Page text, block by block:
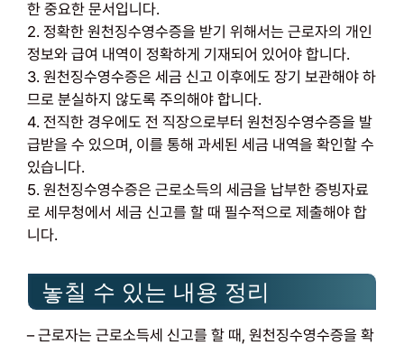
한 중요한 문서입니다.
2. 정확한 원천징수영수증을 받기 위해서는 근로자의 개인
정보와 급여 내역이 정확하게 기재되어 있어야 합니다.
3. 원천징수영수증은 세금 신고 이후에도 장기 보관해야 하
므로 분실하지 않도록 주의해야 합니다.
4. 전직한 경우에도 전 직장으로부터 원천징수영수증을 발
급받을 수 있으며, 이를 통해 과세된 세금 내역을 확인할 수
있습니다.
5. 원천징수영수증은 근로소득의 세금을 납부한 증빙자료
로 세무청에서 세금 신고를 할 때 필수적으로 제출해야 합
니다.
놓칠 수 있는 내용 정리
– 근로자는 근로소득세 신고를 할 때, 원천징수영수증을 확